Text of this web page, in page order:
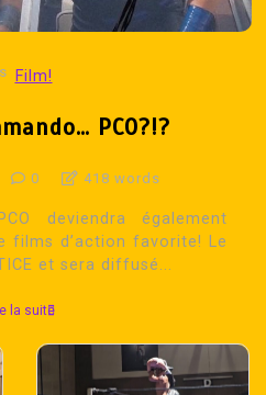
Film!
PCO?!?
0 418 words
deviendra également
films d’action favorite! Le
et sera diffusé...
la suite